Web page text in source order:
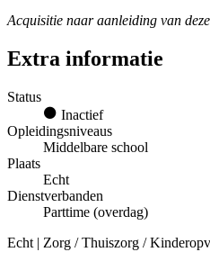
Acquisitie naar aanleiding van
Extra informatie
Status
Inactief
Opleidingsniveaus
Middelbare school
Plaats
Echt
Dienstverbanden
Parttime (overdag)
Echt | Zorg / Thuiszorg /